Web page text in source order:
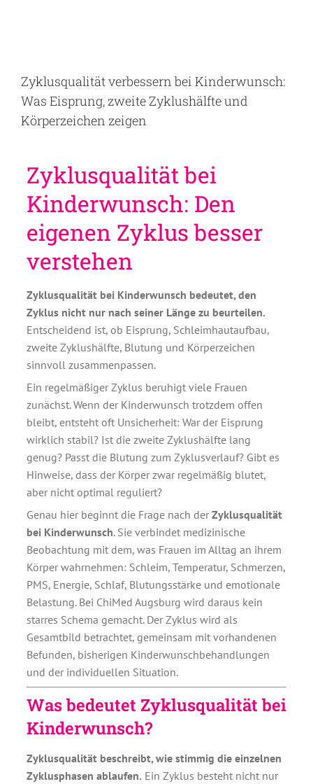
Zyklusqualität verbessern bei Kinderwunsch:
Was Eisprung, zweite Zyklushälfte und
Körperzeichen zeigen
Zyklusqualität bei
Kinderwunsch: Den
eigenen Zyklus besser
verstehen
Zyklusqualität bei Kinderwunsch bedeutet, den
Zyklus nicht nur nach seiner Länge zu beurteilen.
Entscheidend ist, ob Eisprung, Schleimhautaufbau,
zweite Zyklushälfte, Blutung und Körperzeichen
sinnvoll zusammenpassen.
Ein regelmäßiger Zyklus beruhigt viele Frauen
zunächst. Wenn der Kinderwunsch trotzdem offen
bleibt, entsteht oft Unsicherheit: War der Eisprung
wirklich stabil? Ist die zweite Zyklushälfte lang
genug? Passt die Blutung zum Zyklusverlauf? Gibt es
Hinweise, dass der Körper zwar regelmäßig blutet,
aber nicht optimal reguliert?
Genau hier beginnt die Frage nach der Zyklusqualität
bei Kinderwunsch. Sie verbindet medizinische
Beobachtung mit dem, was Frauen im Alltag an ihrem
Körper wahrnehmen: Schleim, Temperatur, Schmerzen,
PMS, Energie, Schlaf, Blutungsstärke und emotionale
Belastung. Bei ChiMed Augsburg wird daraus kein
starres Schema gemacht. Der Zyklus wird als
Gesamtbild betrachtet, gemeinsam mit vorhandenen
Befunden, bisherigen Kinderwunschbehandlungen
und der individuellen Situation.
Was bedeutet Zyklusqualität bei
Kinderwunsch?
Zyklusqualität beschreibt, wie stimmig die einzelnen
Zyklusphasen ablaufen. Ein Zyklus besteht nicht nur